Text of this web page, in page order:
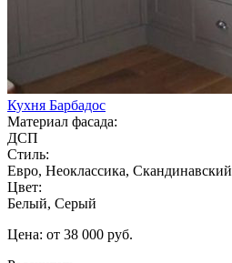
Кухня Барбадос
Материал фасада:
ДСП
Стиль:
Евро, Неоклассика, Скандинавский
Цвет:
Белый, Серый
Цена: от 38 000 руб.